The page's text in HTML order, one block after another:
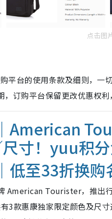
点击图
平台的使用条款及细则，
，订购平台保留更改优惠权
American
寸！yuu积
低至33折换购
American Tourister，推出
3款惠康独家限定颜色及尺